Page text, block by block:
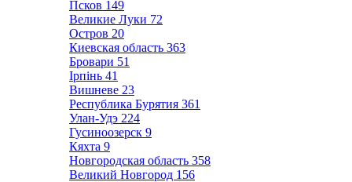
Псков 149
Великие Луки 72
Остров 20
Киевская область 363
Бровари 51
Ірпінь 41
Вишневе 23
Республика Бурятия 361
Улан-Удэ 224
Гусиноозерск 9
Кяхта 9
Новгородская область 358
Великий Новгород 156